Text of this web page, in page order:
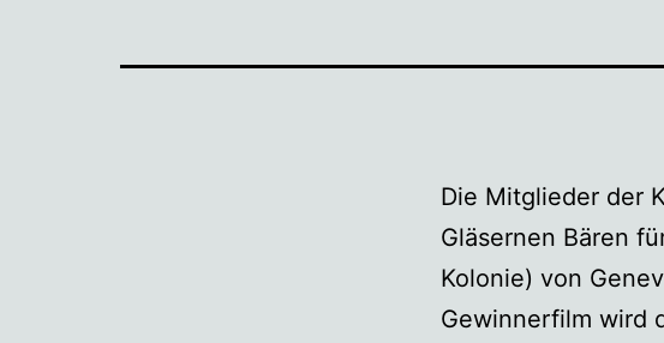
Die Mitglieder der
Gläsernen Bären
Kolonie) von
Gewinnerfilm wird